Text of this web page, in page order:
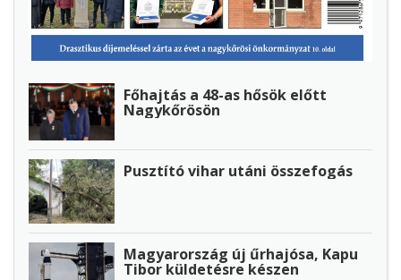
Főhajtás a 48-as hősök előtt
Nagykőrösön
Pusztító vihar utáni összefogás
Magyarország új űrhajósa, Kapu
Tibor küldetésre készen